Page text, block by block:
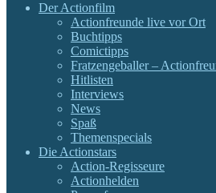
Der Actionfilm
Actionfreunde live vor Ort
Buchtipps
Comictipps
Fratzengeballer –
Hitlisten
Interviews
News
Spaß
Themenspecials
Die Actionstars
Action-Regisseure
Actionhelden